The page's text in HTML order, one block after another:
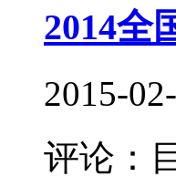
2014全
2015-
评论：